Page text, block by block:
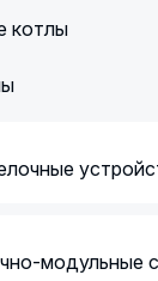
котлы
модульные